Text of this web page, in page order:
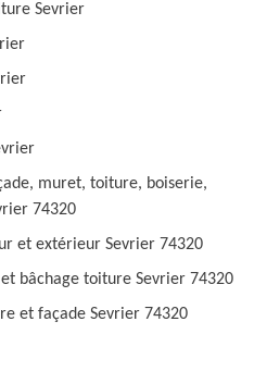
Sevrier
muret, toiture, boiserie,
74320
et extérieur Sevrier 74320
bâchage toiture Sevrier 74320
et façade Sevrier 74320